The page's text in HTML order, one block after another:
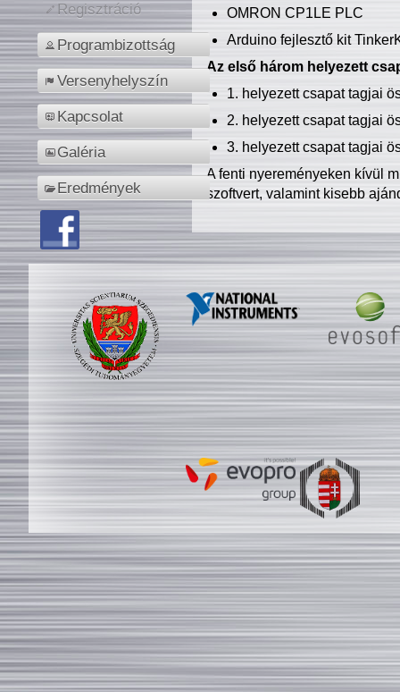
Regisztráció
Programbizottság
Versenyhelyszín
Kapcsolat
Galéria
Eredmények
OMRON CP1LE PLC
Arduino fejlesztő kit
Az első három helyezett
1. helyezett csapat tagjai
2. helyezett csapat tagjai
3. helyezett csapat tagjai
A fenti nyereményeken kívül
szoftvert, valamint kisebb